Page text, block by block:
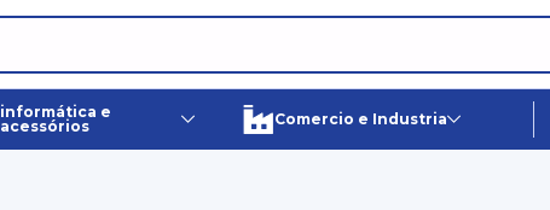
informática e
acessórios
Comercio e Industria